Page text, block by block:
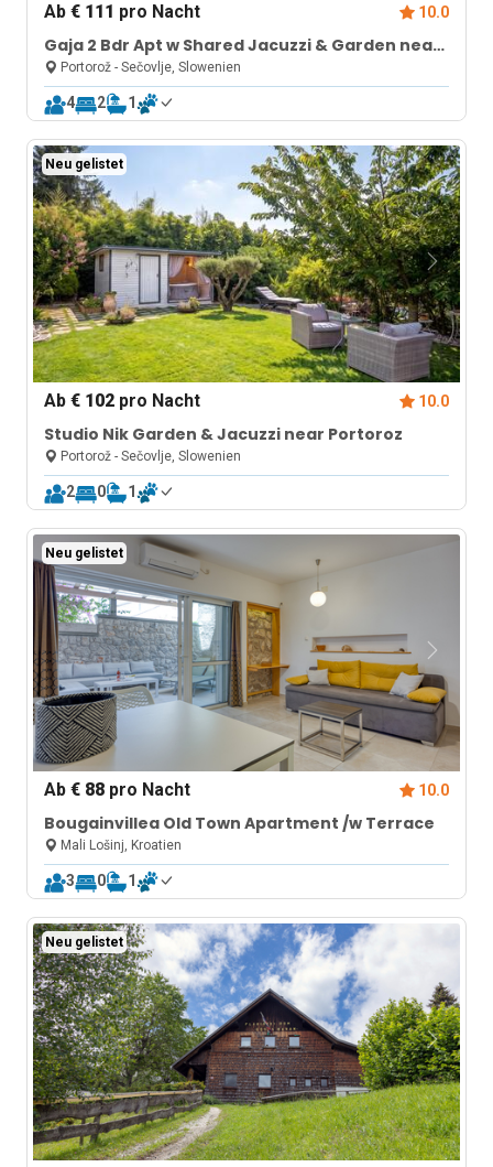
Ab€ 111 pro Nacht 10.0
Gaja 2 Bdr Apt w Shared Jacuzzi & Garden near
Portorož
Portorož - Sečovlje, Slowenien
4 2 1
Neu gelistet
Ab€ 102 pro Nacht 10.0
Studio Nik Garden & Jacuzzi near Portoroz
Portorož - Sečovlje, Slowenien
2 0 1
Neu gelistet
Ab€ 88 pro Nacht 10.0
Bougainvillea Old Town Apartment /w Terrace
Mali Lošinj, Kroatien
3 0 1
Neu gelistet